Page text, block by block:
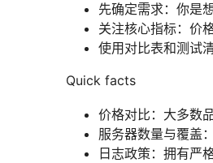
先确定需求：你是
关注核心指标：价
使用对比表和测试
Quick facts
价格对比：大多数
服务器数量与覆盖
日志政策：拥有严